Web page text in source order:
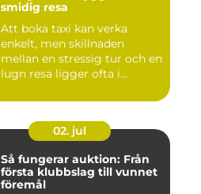
smidig resa
Att boka taxi kan verka
enkelt, men skillnaden
mellan en stressig tur och en
lugn resa ligger ofta i...
02. jul
Så fungerar auktion: Från
första klubbslag till vunnet
föremål